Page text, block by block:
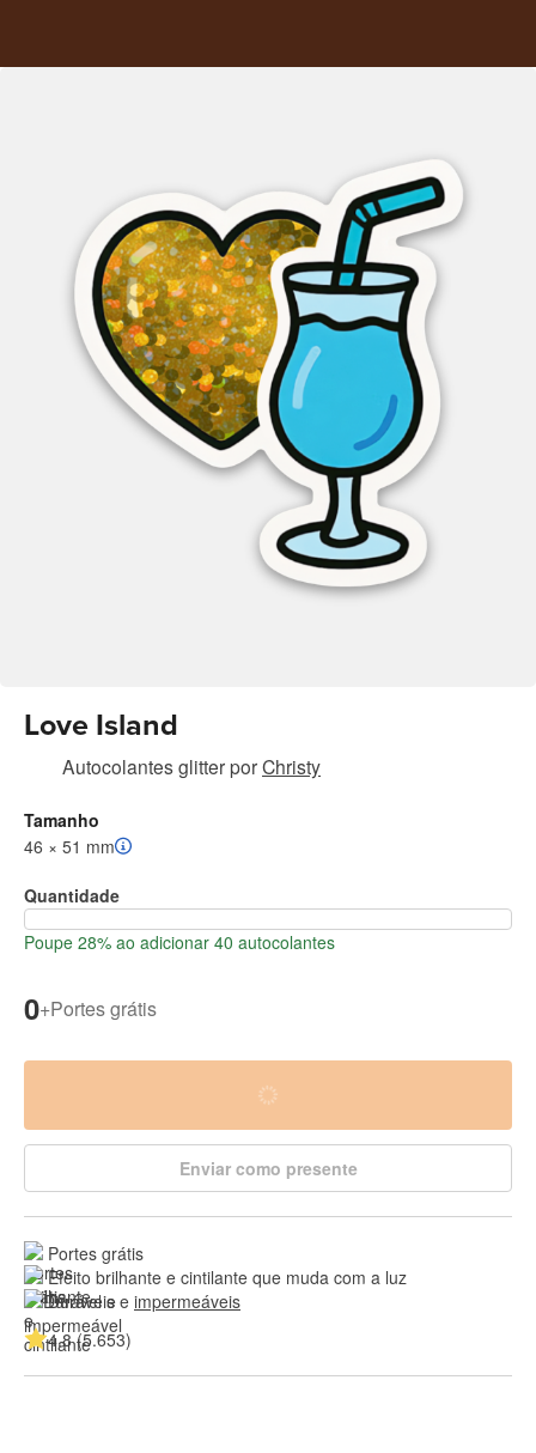
Love Island
Autocolantes glitterporChristy
Tamanho
46 × 51 mm
Quantidade
Poupe 28% ao adicionar 40 autocolantes
0+Portes grátis
Enviar como presente
Portes grátis
Efeito brilhante e cintilante que muda com a luz
Duráveis e impermeáveis
4.8 (5.653)